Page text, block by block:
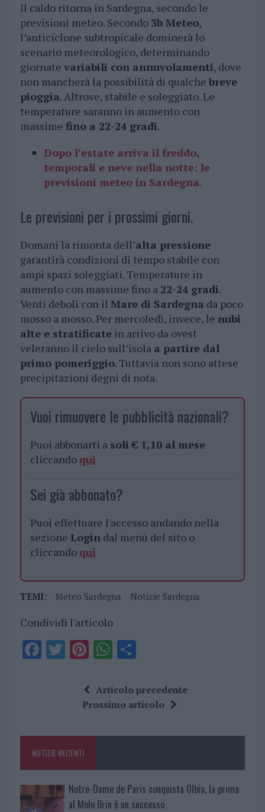
Il caldo ritorna in Sardegna, secondo le
previsioni meteo. Secondo 3b Meteo,
l’anticiclone subtropicale dominerà lo
scenario meteorologico, determinando
giornate variabili con annuvolamenti, dove
non mancherà la possibilità di qualche breve
pioggia. Altrove, stabile e soleggiato. Le
temperature saranno in aumento con
massime fino a 22-24 gradi.
Dopo l’estate arriva il freddo,
temporali e neve nella notte: le
previsioni meteo in Sardegna.
Le previsioni per i prossimi giorni.
Domani la rimonta dell’alta pressione
garantirà condizioni di tempo stabile con
ampi spazi soleggiati. Temperature in
aumento con massime fino a 22-24 gradi.
Venti deboli con il Mare di Sardegna da poco
mosso a mosso. Per mercoledì, invece, le nubi
alte e stratificatein arrivo da ovest
veleranno il cielo sull’isola a partire dal
primo pomeriggio. Tuttavia non sono attese
precipitazioni degni di nota.
Vuoi rimuovere le pubblicità nazionali?
Puoi abbonarti a soli € 1,10 al mese
cliccando qui
Sei già abbonato?
Puoi effettuare l'accesso andando nella
sezione Logindal menù del sito o
cliccando qui
TEMI: Meteo Sardegna Notizie Sardegna
Condividi l'articolo
F
o
k
T Pi
te
re
W
at
s
p
S
a
re
Articolo precedente
Prossimo articolo
NOTIZIE RECENTI
Notre-Dame de Paris conquista Olbia, la prima
al Molo Brin è un successo